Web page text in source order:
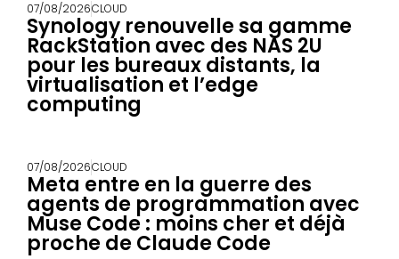
07/08/2026CLOUD
Synology renouvelle sa gamme
RackStation avec des NAS 2U
pour les bureaux distants, la
virtualisation et l’edge
computing
07/08/2026CLOUD
Meta entre en la guerre des
agents de programmation avec
Muse Code : moins cher et déjà
proche de Claude Code